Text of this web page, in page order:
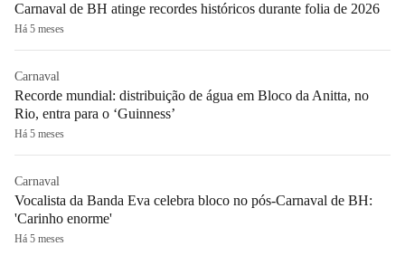
Carnaval de BH atinge recordes históricos durante folia de 2026
Há 5 meses
Carnaval
Recorde mundial: distribuição de água em Bloco da Anitta, no
Rio, entra para o ‘Guinness’
Há 5 meses
Carnaval
Vocalista da Banda Eva celebra bloco no pós-Carnaval de BH:
'Carinho enorme'
Há 5 meses